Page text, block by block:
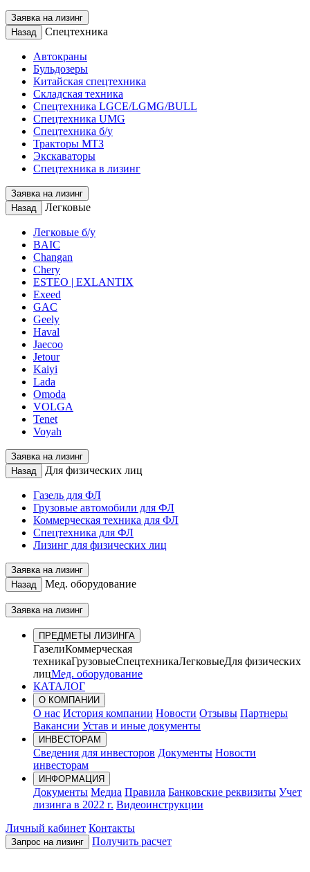
Заявка на лизинг
Назад
Спецтехника
Автокраны
Бульдозеры
Китайская спецтехника
Складская техника
Спецтехника LGCE/LGMG/BULL
Спецтехника UMG
Спецтехника б/у
Тракторы МТЗ
Экскаваторы
Спецтехника в лизинг
Заявка на лизинг
Назад
Легковые
Легковые б/у
BAIC
Changan
Chery
ESTEO | EXLANTIX
Exeed
GAC
Geely
Haval
Jaecoo
Jetour
Kaiyi
Lada
Omoda
VOLGA
Tenet
Voyah
Заявка на лизинг
Назад
Для физических лиц
Газель для ФЛ
Грузовые автомобили для ФЛ
Коммерческая техника для ФЛ
Спецтехника для ФЛ
Лизинг для физических лиц
Заявка на лизинг
Назад
Мед. оборудование
Заявка на лизинг
ПРЕДМЕТЫ ЛИЗИНГА
ГазелиКоммерческая
техникаГрузовыеСпецтехникаЛегковыеДля физических
лицМед. оборудование
КАТАЛОГ
О КОМПАНИИ
О нас История компании Новости Отзывы Партнеры
Вакансии Устав и иные документы
ИНВЕСТОРАМ
Сведения для инвесторов Документы Новости
инвесторам
ИНФОРМАЦИЯ
Документы Медиа Правила Банковские реквизиты Учет
лизинга в 2022 г. Видеоинструкции
Личный кабинет Контакты
Запрос на лизинг Получить расчет